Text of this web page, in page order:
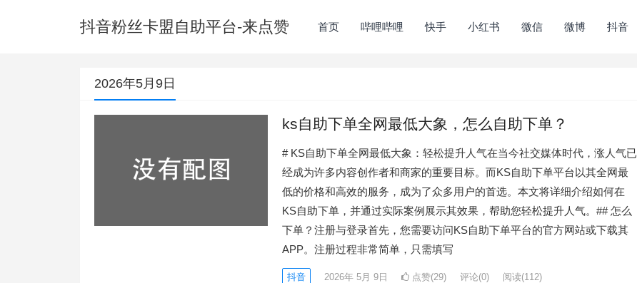
抖音粉丝卡盟自助平台-来点赞 首页 哔哩哔哩 快手 小红书 微信 微博 抖音
2026年5月9日
ks自助下单全网最低大象，怎么自助下单？
# KS自助下单全网最低大象：轻松提升人气在当今社交媒体时代，涨人气已
经成为许多内容创作者和商家的重要目标。而KS自助下单平台以其全网最
低的价格和高效的服务，成为了众多用户的首选。本文将详细介绍如何在
KS自助下单，并通过实际案例展示其效果，帮助您轻松提升人气。## 怎么
下单？注册与登录首先，您需要访问KS自助下单平台的官方网站或下载其
APP。注册过程非常简单，只需填写
抖音 2026年 5月 9日 点赞(29) 评论(0) 阅读(112)